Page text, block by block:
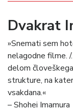
Dvakrat
»Snemati sem
nelagodne filme.
delom
strukture, na
vsakdana.«
– Shohei Imamura